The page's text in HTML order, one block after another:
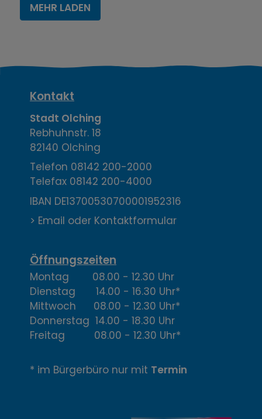
MEHR LADEN
K
o
n
t
a
k
,
Ö
f
f
n
u
Kontakt
Stadt Olching
Rebhuhnstr. 18
82140 Olching
Telefon 08142 200-2000
Telefax 08142 200-4000
IBAN DE13700530700001952316
> Email oder Kontaktformular
Öffnungszeiten
Montag 08.00 - 12.30 Uhr
Dienstag 14.00 - 16.30 Uhr*
Mittwoch 08.00 - 12.30 Uhr*
Donnerstag 14.00 - 18.30 Uhr
Freitag 08.00 - 12.30 Uhr*
* im Bürgerbüro nur mit Termin